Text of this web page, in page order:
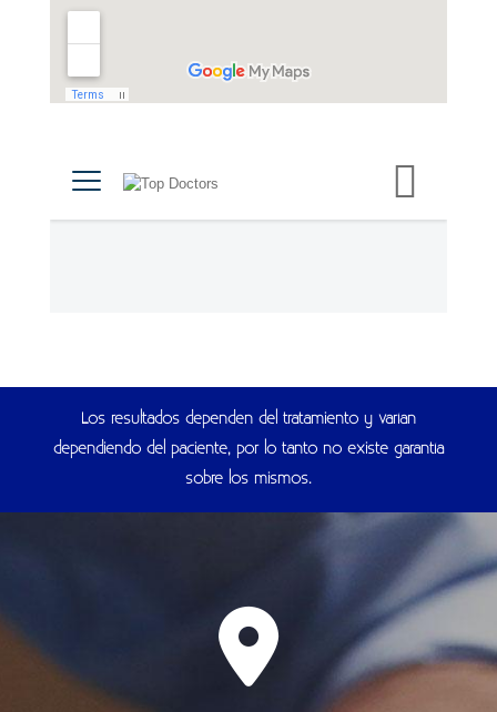
Los resultados dependen del tratamiento y varían
dependiendo del paciente, por lo tanto no existe garantía
sobre los mismos.